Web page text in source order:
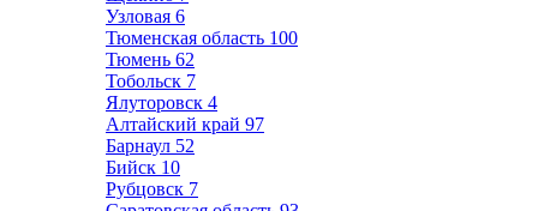
Узловая 6
Тюменская область 100
Тюмень 62
Тобольск 7
Ялуторовск 4
Алтайский край 97
Барнаул 52
Бийск 10
Рубцовск 7